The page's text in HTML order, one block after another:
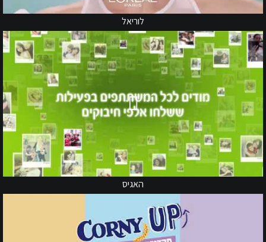
לוריאל
האגיס